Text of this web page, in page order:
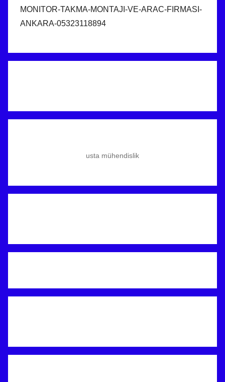
MONITOR-TAKMA-MONTAJI-VE-ARAC-FIRMASI-
ANKARA-05323118894
usta mühendislik